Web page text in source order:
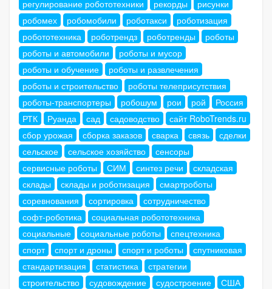
регулирование робототехники
рекорды
рисунки
робомех
робомобили роботакси
роботизация
робототехника
роботрендз роботренды
роботы
роботы и автомобили
роботы и мусор
роботы и обучение
роботы и развлечения
роботы и строительство
роботы телеприсутствия
роботы-транспортеры
робошум рои рой
Россия
РТК
Руанда сад садоводство
сайт RoboTrends.ru
сбор урожая
сборка заказов сварка связь
сделки
сельское
сельское хозяйство
сенсоры
сервисные роботы
СИМ синтез речи
складская
склады
склады и роботизация
смартроботы
соревнования
сортировка
сотрудничество
софт-роботика
социальная робототехника
социальные
социальные роботы
спецтехника
спорт
спорт и дроны спорт и роботы
спутниковая
стандартизация
статистика
стратегии
строительство
судовождение судостроение
США